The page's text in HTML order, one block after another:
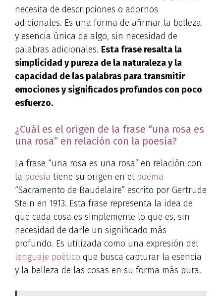
necesita de descripciones o adornos
adicionales. Es una forma de afirmar la belleza
y esencia única de algo, sin necesidad de
palabras adicionales. Esta frase resalta la
simplicidad y pureza de la naturaleza y la
capacidad de las palabras para transmitir
emociones y significados profundos con poco
esfuerzo.
¿Cuál es el origen de la frase “una rosa es
una rosa” en relación con la poesía?
La frase “una rosa es una rosa” en relación con
la poesía tiene su origen en el poema
“Sacramento de Baudelaire” escrito por Gertrude
Stein en 1913. Esta frase representa la idea de
que cada cosa es simplemente lo que es, sin
necesidad de darle un significado más
profundo. Es utilizada como una expresión del
lenguaje poético que busca capturar la esencia
y la belleza de las cosas en su forma más pura.